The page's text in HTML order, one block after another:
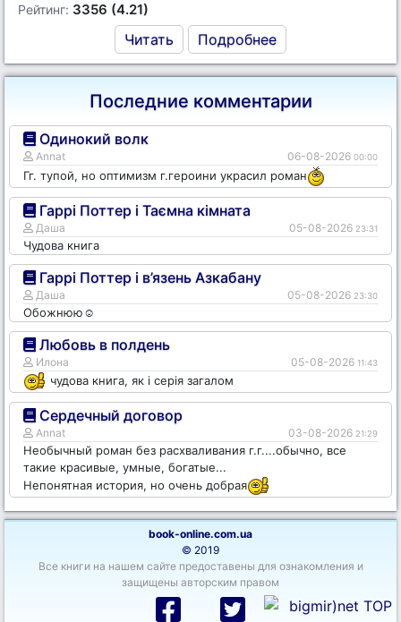
Рейтинг: 3356 (4.21)
Читать Подробнее
Последние комментарии
Одинокий волк
Annat 06-08-2026 00:00
Гг. тупой, но оптимизм г.героини украсил роман
Гаррі Поттер і Таємна кімната
Даша 05-08-2026 23:31
Чудова книга
Гаррі Поттер і в’язень Азкабану
Даша 05-08-2026 23:30
Обожнюю☺️
Любовь в полдень
Илона 05-08-2026 11:43
чудова книга, як і серія загалом
Сердечный договор
Annat 03-08-2026 21:29
Необычный роман без расхваливания г.г....обычно, все
такие красивые, умные, богатые...
Непонятная история, но очень добрая
book-online.com.ua
© 2019
Все книги на нашем сайте предоставены для ознакомления и
защищены авторским правом